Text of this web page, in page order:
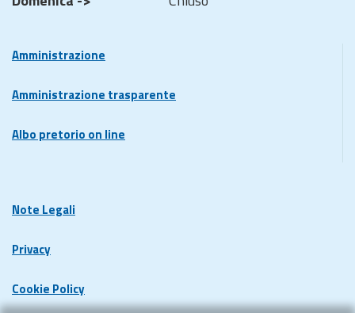
Amministrazione
Amministrazione trasparente
Albo pretorio on line
Note Legali
Privacy
Cookie Policy